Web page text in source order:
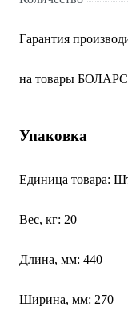
Гарантия
на товары БОЛАРС
Упаковка
Единица товара:
Вес, кг: 20
Длина, мм: 440
Ширина, мм: 270